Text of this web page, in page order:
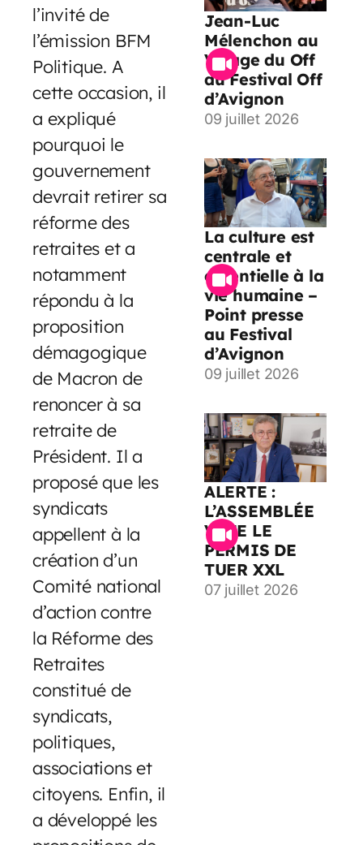
l’invité de
l’émission BFM
Politique. A
cette occasion, il
a expliqué
pourquoi le
gouvernement
devrait retirer sa
réforme des
retraites et a
notamment
répondu à la
proposition
démagogique
de Macron de
renoncer à sa
retraite de
Président. Il a
proposé que les
syndicats
appellent à la
création d’un
Comité national
d’action contre
la Réforme des
Retraites
constitué de
syndicats,
politiques,
associations et
citoyens. Enfin, il
a développé les
Jean-Luc
Mélenchon au
Village du Off
du Festival Off
d’Avignon
09 juillet 2026
La culture est
centrale et
essentielle à la
vie humaine –
Point presse
au Festival
d’Avignon
09 juillet 2026
ALERTE :
L’ASSEMBLÉE
VOTE LE
PERMIS DE
TUER XXL
07 juillet 2026